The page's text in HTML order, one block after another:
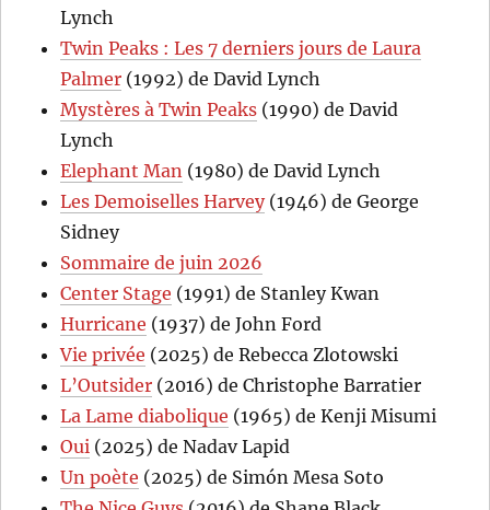
Lynch
Twin Peaks : Les 7 derniers jours de Laura
Palmer (1992) de David Lynch
Mystères à Twin Peaks (1990) de David
Lynch
Elephant Man (1980) de David Lynch
Les Demoiselles Harvey(1946) de George
Sidney
Sommaire de juin 2026
Center Stage (1991) de Stanley Kwan
Hurricane (1937) de John Ford
Vie privée (2025) de Rebecca Zlotowski
L’Outsider (2016) de Christophe Barratier
La Lame diabolique (1965) de Kenji Misumi
Oui (2025) de Nadav Lapid
Un poète (2025) de Simón Mesa Soto